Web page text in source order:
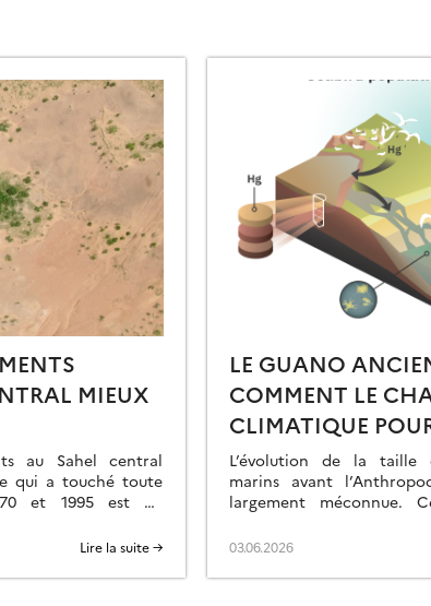
MIEUX
au Sahel central
qui a touché toute
et 1995 est un
Lire la suite →
LE GUANO
COMMENT LE
CLIMATIQUE
LE FUTUR DES
D’OISEAUX
L’évolution de la taille
marins avant
largement méconnue.
capacité à prédire les
03.06.2026